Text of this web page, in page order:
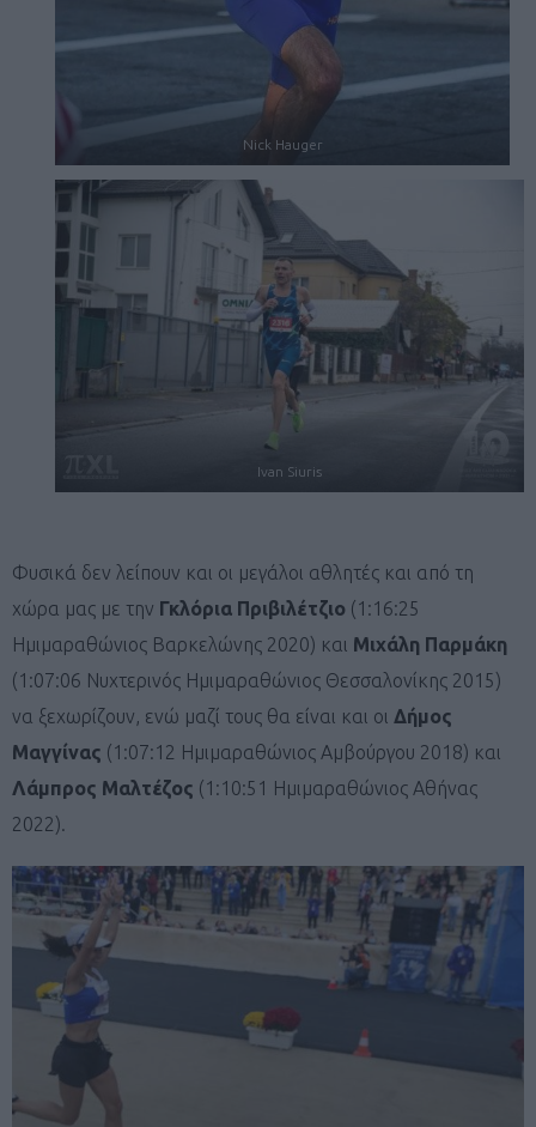
Nick Hauger
Ivan Siuris
Φυσικά δεν λείπουν και οι μεγάλοι αθλητές και από τη
χώρα μας με την Γκλόρια Πριβιλέτζιο (1:16:25
Ημιμαραθώνιος Βαρκελώνης 2020) και Μιχάλη Παρμάκη
(1:07:06 Νυχτερινός Ημιμαραθώνιος Θεσσαλονίκης 2015)
να ξεχωρίζουν, ενώ μαζί τους θα είναι και οι Δήμος
Μαγγίνας (1:07:12 Ημιμαραθώνιος Αμβούργου 2018) και
Λάμπρος Μαλτέζος (1:10:51 Ημιμαραθώνιος Αθήνας
2022).